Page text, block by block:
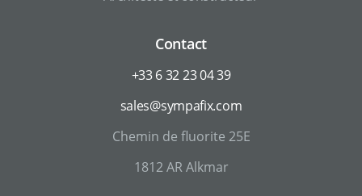
Contact
+33 6 32 23 04 39
sales@sympafix.com
Chemin de fluorite 25E
1812 AR Alkmar